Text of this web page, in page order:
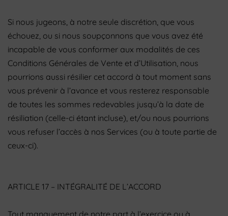
Si nous jugeons, à notre seule discrétion, que vous
échouez, ou si nous soupçonnons que vous avez été
incapable de vous conformer aux modalités de ces
Conditions Générales de Vente et d’Utilisation, nous
pourrions aussi résilier cet accord à tout moment sans
vous prévenir à l’avance et vous resterez responsable
de toutes les sommes redevables jusqu’à la date de
résiliation (celle-ci étant incluse), et/ou nous pourrions
vous refuser l’accès à nos Services (ou à toute partie de
ceux-ci).
ARTICLE 17 – INTÉGRALITÉ DE L’ACCORD
Tout manquement de notre part à l’exercice ou à